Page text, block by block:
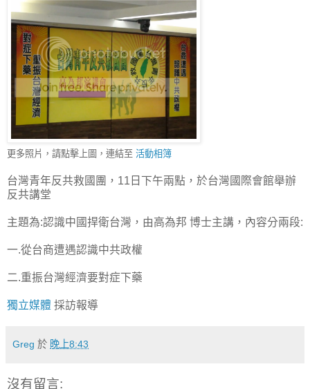
更多照片，請點擊上圖，連結至 活動相簿
台灣青年反共救國團，11日下午兩點，於台灣國際會館舉辦
反共講堂
主題為:認識中國捍衛台灣，由高為邦 博士主講，內容分兩段:
一.從台商遭遇認識中共政權
二.重振台灣經濟要對症下藥
獨立媒體 採訪報導
Greg 於 晚上8:43
沒有留言: